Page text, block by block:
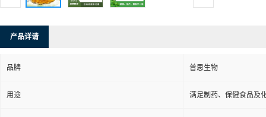
产品详请
品牌 普思生物
用途 满足制药、保健食品及